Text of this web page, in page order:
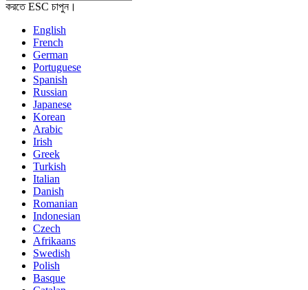
করতে ESC চাপুন।
English
French
German
Portuguese
Spanish
Russian
Japanese
Korean
Arabic
Irish
Greek
Turkish
Italian
Danish
Romanian
Indonesian
Czech
Afrikaans
Swedish
Polish
Basque